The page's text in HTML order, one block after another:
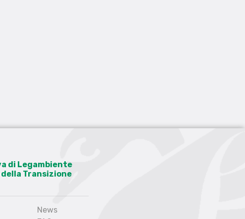
di Legambiente
Transizione
News